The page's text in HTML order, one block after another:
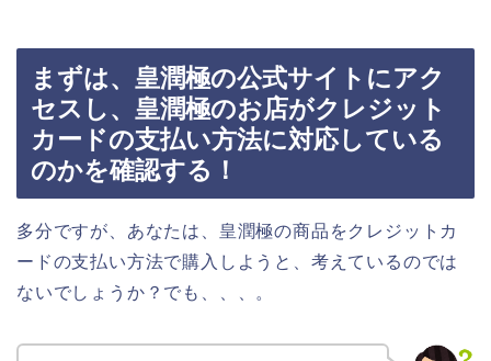
まずは、皇潤極の公式サイトにアク
セスし、皇潤極のお店がクレジット
カードの支払い方法に対応している
のかを確認する！
多分ですが、あなたは、皇潤極の商品をクレジットカ
ードの支払い方法で購入しようと、考えているのでは
ないでしょうか？でも、、、。